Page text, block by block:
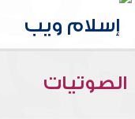
الصوتيات